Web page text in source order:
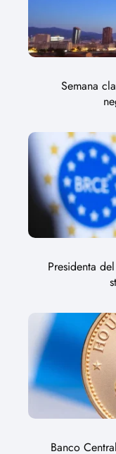
Semana
Presidenta
Banco